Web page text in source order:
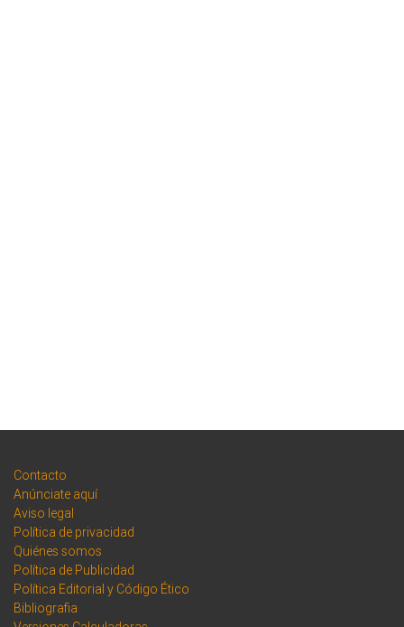
Contacto
Anúnciate aquí
Aviso legal
Política de privacidad
Quiénes somos
Política de Publicidad
Política Editorial y Código Ético
Bibliografia